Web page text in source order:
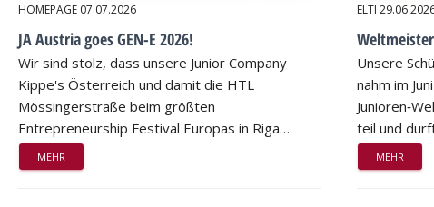
HOMEPAGE 07.07.2026
JA Austria goes GEN-E 2026!
Wir sind stolz, dass unsere Junior Company
Kippe's Österreich und damit die HTL
Mössingerstraße beim größten
Entrepreneurship Festival Europas in Riga…
MEHR
ELTI
Unsere
nahm im
teil und
MEHR